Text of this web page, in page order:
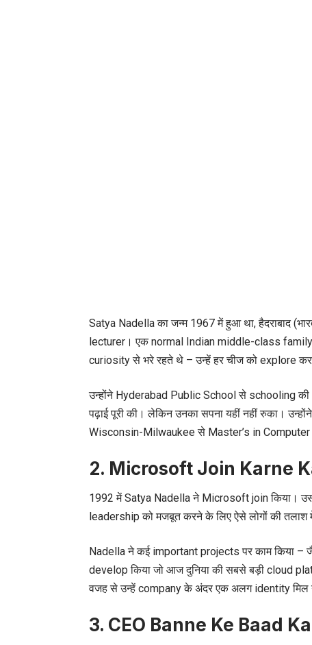
Satya Nadella का जन्म 1967 में हुआ था, हैदराबाद
lecturer। एक normal Indian middle-class
curiosity से भरे रहते थे – उन्हें हर चीज को explore
उन्होंने Hyderabad Public School से schooling
पढ़ाई पूरी की। लेकिन उनका सपना यहीं नहीं रुका।
Wisconsin-Milwaukee से Master’s in
2. Microsoft Join Karne
1992 में Satya Nadella ने Microsoft join किया।
leadership को मजबूत करने के लिए ऐसे लोगों की
Nadella ने कई important projects पर काम किया –
develop किया जो आज दुनिया की सबसे बड़ी cloud
वजह से उन्हें company के अंदर एक अलग identity मिल
3. CEO Banne Ke Baad